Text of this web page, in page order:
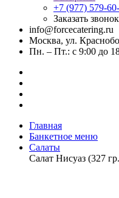
+7 (977) 579-
Заказать звонок
info@forcecatering.ru
Москва, ул.
Пн. – Пт.: с 9:00 до
Главная
Банкетное меню
Салаты
Салат Нисуаз (327